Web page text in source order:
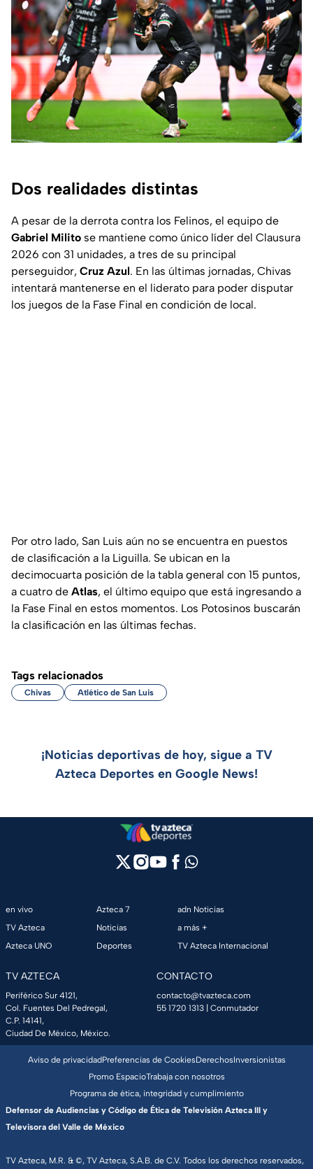
Dos realidades distintas
A pesar de la derrota contra los Felinos, el equipo de
Gabriel Milito se mantiene como único líder del Clausura
2026 con 31 unidades, a tres de su principal
perseguidor, Cruz Azul. En las últimas jornadas, Chivas
intentará mantenerse en el liderato para poder disputar
los juegos de la Fase Final en condición de local.
Por otro lado, San Luis aún no se encuentra en puestos
de clasificación a la Liguilla. Se ubican en la
decimocuarta posición de la tabla general con 15 puntos,
a cuatro de Atlas, el último equipo que está ingresando a
la Fase Final en estos momentos. Los Potosinos buscarán
la clasificación en las últimas fechas.
Tags relacionados
Chivas Atlético de San Luis
¡Noticias deportivas de hoy, sigue a TV
Azteca Deportes en Google News!
en vivo
TV Azteca
Azteca UNO
Azteca 7
Noticias
Deportes
adn Noticias
a más +
TV Azteca Internacional
TV AZTECA
Periférico Sur 4121,
Col. Fuentes Del Pedregal,
C.P. 14141,
Ciudad De México, México.
CONTACTO
contacto@tvazteca.com
55 1720 1313 | Conmutador
TV Azteca, M.R. & ©, TV Azteca, S.A.B. de C.V. Todos los derechos reservados,
Aviso de privacidadPreferencias de CookiesDerechosInversionistas
Promo EspacioTrabaja con nosotros
Programa de ética, integridad y cumplimiento
Defensor de Audiencias y Código de Ética de Televisión Azteca III y
Televisora del Valle de México